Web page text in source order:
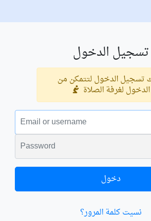
تسجيل الدخول
تسجيل الدخول لتتمكن من
الدخول لغرفة الصلاة
دخول
نسيت كلمة المرور؟